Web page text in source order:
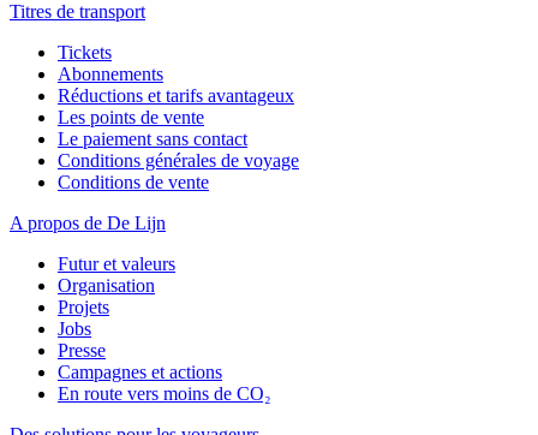
Titres de transport
Tickets
Abonnements
Réductions et tarifs avantageux
Les points de vente
Le paiement sans contact
Conditions générales de voyage
Conditions de vente
A propos de De Lijn
Futur et valeurs
Organisation
Projets
Jobs
Presse
Campagnes et actions
En route vers moins de CO₂